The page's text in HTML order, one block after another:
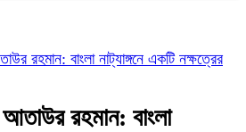
রহমান: বাংলা নাট্যাঙ্গনে একটি নক্ষত্রের
আতাউর রহমান: বাংলা